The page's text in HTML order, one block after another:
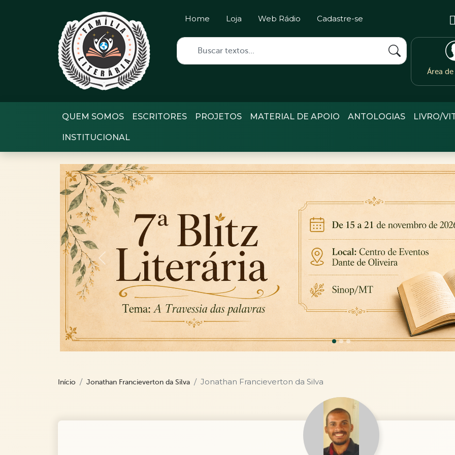
Home Loja Web Rádio Cadastre-se
Área
QUEM SOMOS ESCRITORES PROJETOS MATERIAL DE APOIO ANTOLOGIAS LIVRO/
INSTITUCIONAL
Previous
Início Jonathan Francieverton da Silva Jonathan Francieverton da Silva